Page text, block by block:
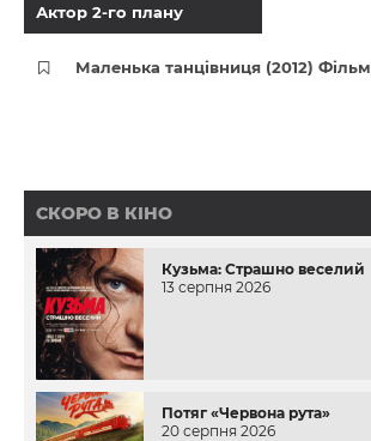
Актор 2-го плану
Маленька танцівниця (2012) Фільм
СКОРО В КІНО
Кузьма: Страшно веселий
13 серпня 2026
Потяг «Червона рута»
20 серпня 2026